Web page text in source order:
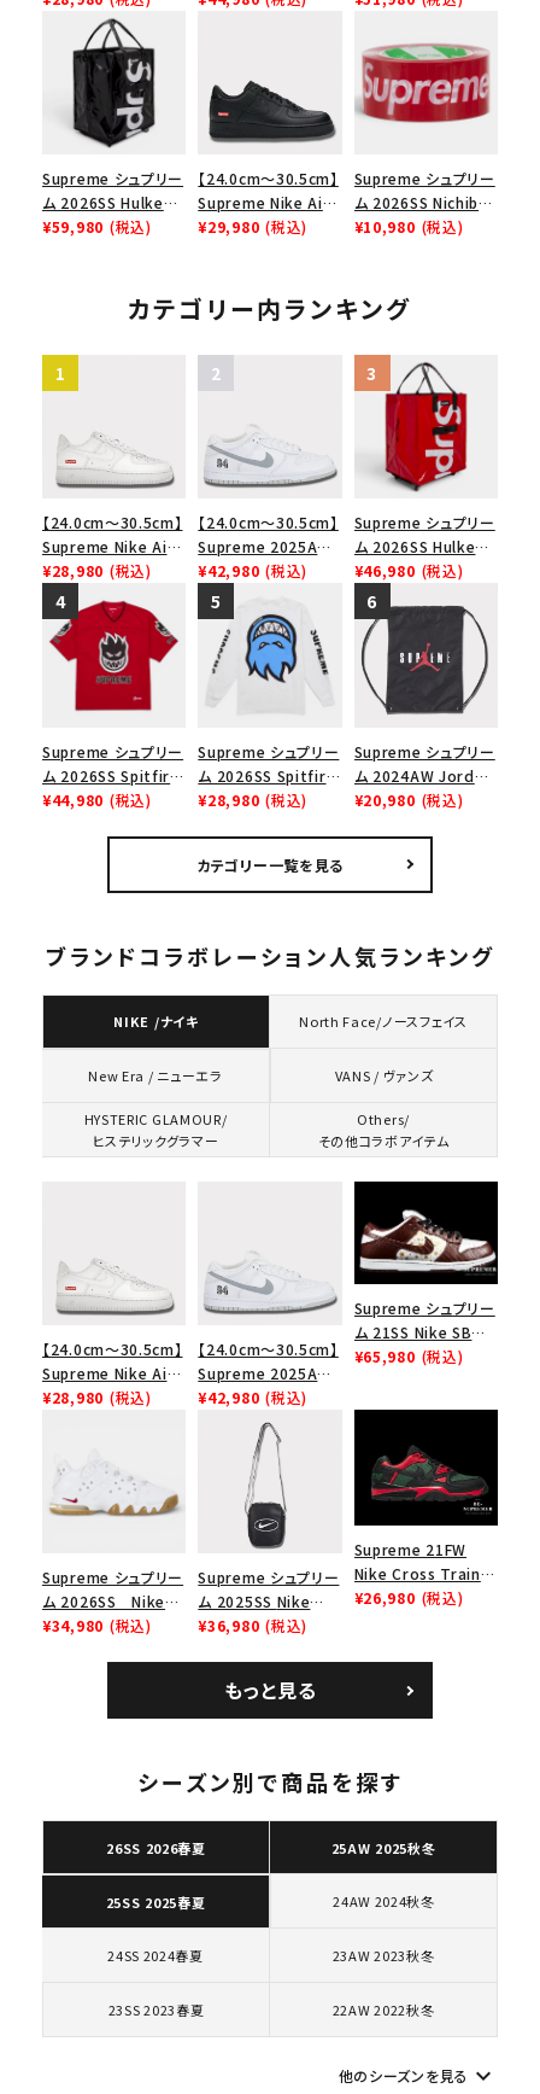
キーワードから探す
search
人気ワード 2026SS
Tシャツ・ロングスリーブ
ショルダー・ウエストバッグ
ボックスロゴ ブラックスウェット
カテゴリーから探す
リーム ナイキエアフォ
ース１スニーカー シ
ューズ ホワイト
ワイト 白
Low AF1 シュプリー
ムグッドイナフ ナイキ
エアフォース１スニー
カー シューズ ホワイ
Supreme シュプリー
ム 2026SS Hulken
Rolling Tote
¥59,980 (税込)
【24.0cm～30.5cm】
Supreme Nike Air
Force 1 Low シュプ
ューズ ブラック
¥29,980 (税込)
Supreme シュプリー
ム 2026SS Nichiban
Packing Tape ニ
¥10,980 (税込)
カテゴリー内ランキング
【24.0cm～30.5cm】
Supreme Nike Air
Force 1 Low シュプ
リーム ナイキエアフォ
ース１スニーカー シ
ューズ ホワイト
¥28,980 (税込)
【24.0cm～30.5cm】
Supreme 2025AW
Nike SB Dunk Low
ナイキ SB ダンク ロ
ー スニーカー ホワイ
¥42,980 (税込)
Supreme シュプリー
ム 2026SS Hulken
Rolling Tote
Bag ハルケン ロー
リングトートバッグ
レッド
¥46,980 (税込)
Supreme シュプリー
ム 2026SS Spitfire
Football Jersey
¥44,980 (税込)
Supreme シュプリー
ム 2026SS Spitfire
L/S Tee スピットファ
¥28,980 (税込)
Supreme シュプリー
ム 2024AW Jordan
Drawstring Bag ジ
ク ブラック 黒
¥20,980 (税込)
カテゴリー一覧を見る
ブランドコラボレーション人気ランキング
NIKE /ナイキ North Face/ノースフェイス
New Era / ニューエラ VANS / ヴァンズ
HYSTERIC GLAMOUR/
ヒステリックグラマー
Others/
その他コラボアイテム
【24.0cm～30.5cm】
Supreme Nike Air
Force 1 Low シュプ
ューズ ホワイト
¥28,980 (税込)
【24.0cm～30.5cm】
Supreme 2025AW
Nike SB Dunk Low
ナイキ SB ダンク ロ
ー スニーカー ホワイ
¥42,980 (税込)
Supreme シュプリー
ム 21SS Nike SB
Dunk Low ナイキSB
¥65,980 (税込)
Supreme シュプリー
ム 2026SS Nike
SB Air Max 2 CB 94
¥34,980 (税込)
Supreme シュプリー
ム 2025SS Nike
Leather Shoulder
ク 黒
¥36,980 (税込)
Supreme 21FW
Nike Cross Trainer
Low ナイキクロスト
¥26,980 (税込)
もっと見る
シーズン別で商品を探す
26SS 2026春夏 25AW 2025秋冬
25SS 2025春夏 24AW 2024秋冬
24SS 2024春夏 23AW 2023秋冬
23SS 2023春夏 22AW 2022秋冬
他のシーズンを見る keyboard_arrow_down